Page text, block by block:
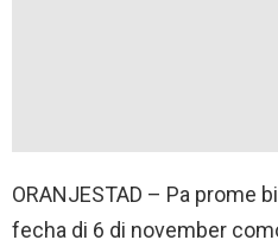
ORANJESTAD – Pa prome
fecha di 6 di november